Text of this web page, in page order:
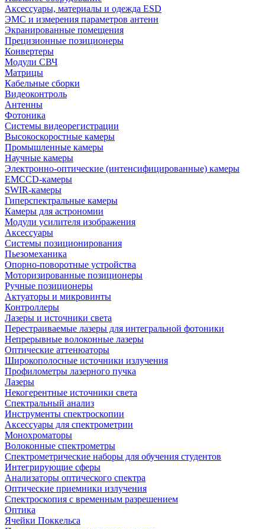
Аксессуары, материалы и одежда ESD
ЭМС и измерения параметров антенн
Экранированные помещения
Прецизионные позиционеры
Конвертеры
Модули СВЧ
Матрицы
Кабельные сборки
Видеоконтроль
Антенны
Фотоника
Cистемы видеорегистрации
Высокоскоростные камеры
Промышленные камеры
Научные камеры
Электронно-оптические (интенсифицированные) камеры
EMCCD-камеры
SWIR-камеры
Гиперспектральные камеры
Камеры для астрономии
Модули усилителя изображения
Аксессуары
Системы позиционирования
Пьезомеханика
Опорно-поворотные устройства
Моторизированные позиционеры
Ручные позиционеры
Актуаторы и микровинты
Контроллеры
Лазеры и источники света
Перестраиваемые лазеры для интегральной фотоники
Непрерывные волоконные лазеры
Оптические аттенюаторы
Широкополосные источники излучения
Профилометры лазерного пучка
Лазеры
Некогерентные источники света
Спектральный анализ
Инструменты спектроскопии
Аксессуары для спектрометрии
Монохроматоры
Волоконные спектрометры
Спектрометрические наборы для обучения студентов
Интегрирующие сферы
Анализаторы оптического спектра
Оптические приемники излучения
Спектроскопия с временным разрешением
Оптика
Ячейки Поккельса